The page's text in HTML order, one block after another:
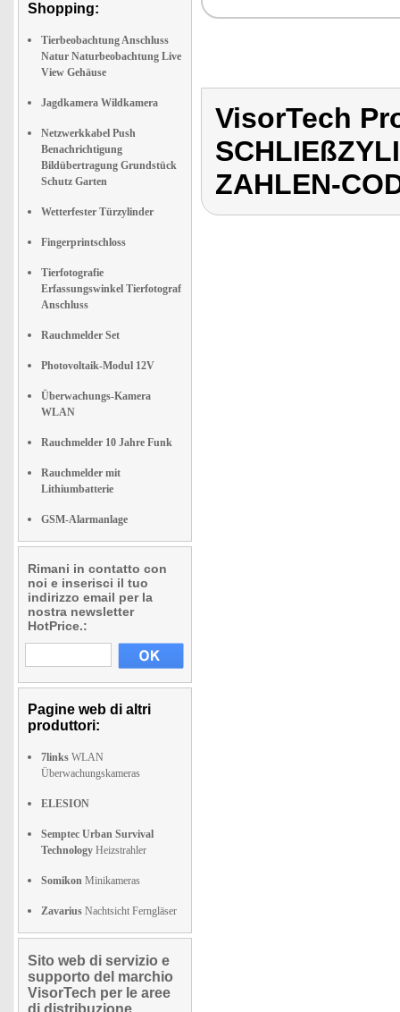
Shopping:
Tierbeobachtung Anschluss
Natur Naturbeobachtung Live
View Gehäuse
Jagdkamera Wildkamera
Netzwerkkabel Push
Benachrichtigung
Bildübertragung Grundstück
Schutz Garten
Wetterfester Türzylinder
Fingerprintschloss
Tierfotografie
Erfassungswinkel Tierfotograf
Anschluss
Rauchmelder Set
Photovoltaik-Modul 12V
Überwachungs-Kamera
WLAN
Rauchmelder 10 Jahre Funk
Rauchmelder mit
Lithiumbatterie
GSM-Alarmanlage
Rimani in contatto con
noi e inserisci il tuo
indirizzo email per la
nostra newsletter
HotPrice.:
Pagine web di altri
produttori:
7links WLAN
Überwachungskameras
ELESION
Semptec Urban Survival
Technology Heizstrahler
Somikon Minikameras
Zavarius Nachtsicht Ferngläser
Sito web di servizio e
supporto del marchio
VisorTech per le aree
di distribuzione
VisorTech
ZAHLEN-